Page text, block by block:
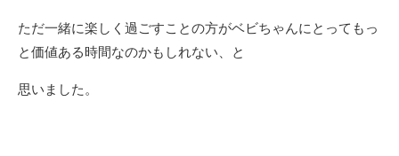
ただ一緒に楽しく過ごすことの方がベビちゃんにとってもっ
と価値ある時間なのかもしれない、と
思いました。